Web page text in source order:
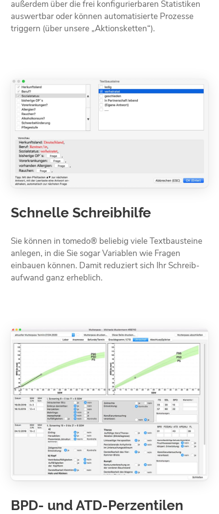
außerdem über die frei konfigurierbaren Statistiken
auswertbar oder können automatisierte Prozesse
triggern (über unsere „Aktionsketten“).
Schnelle Schreibhilfe
Sie können in tomedo® beliebig viele Text­bausteine
anlegen, in die Sie sogar Variablen wie Fragen
einbauen können. Damit reduziert sich Ihr Schreib­
aufwand ganz erheblich.
BPD- und ATD-Perzentilen